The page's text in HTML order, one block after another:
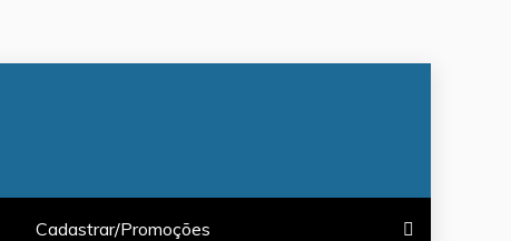
Cadastrar/Promoções